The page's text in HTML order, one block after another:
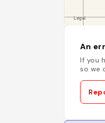
An
If you
so we